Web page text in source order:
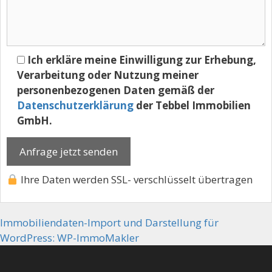
Ich erkläre meine Einwilligung zur Erhebung,
Verarbeitung oder Nutzung meiner
personenbezogenen Daten gemäß der
Datenschutzerklärung der Tebbel Immobilien
GmbH.
Ihre Daten werden SSL- verschlüsselt übertragen
Immobiliendaten-Import und Darstellung für
WordPress: WP-ImmoMakler